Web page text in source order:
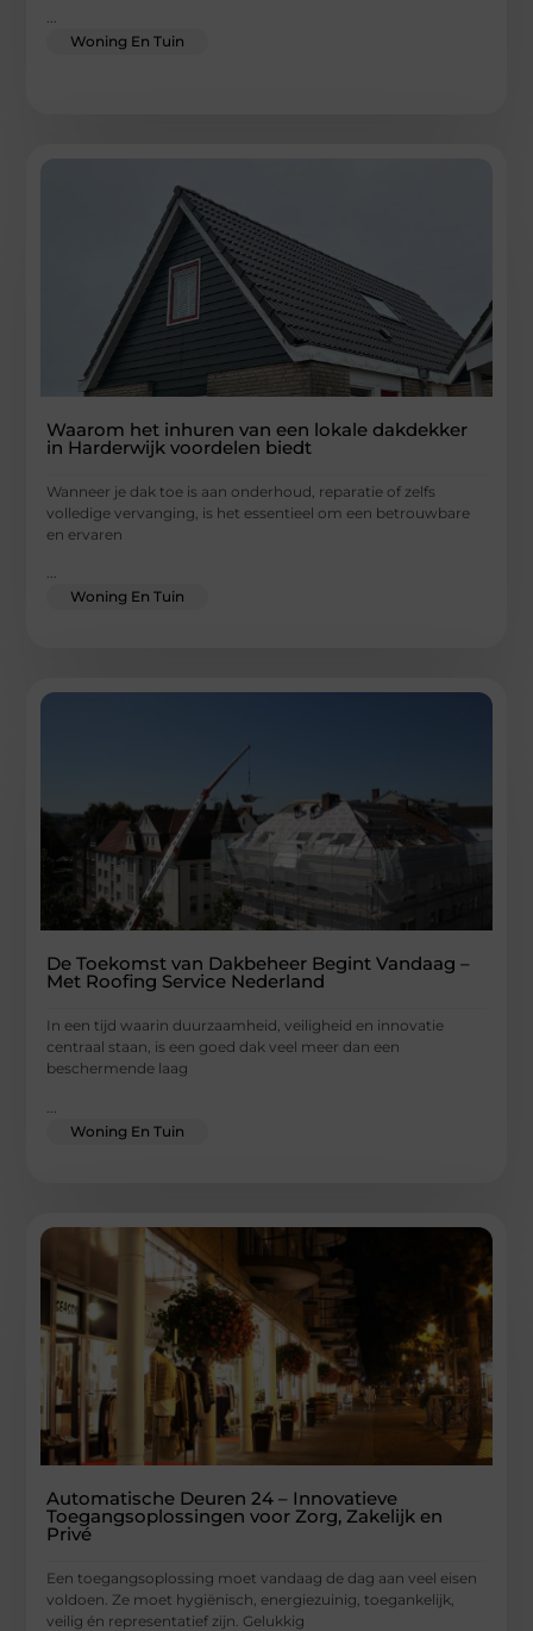
Woning En Tuin
Waarom het inhuren van een lokale dakdekker
in Harderwijk voordelen biedt
Wanneer je dak toe is aan onderhoud, reparatie of zelfs
volledige vervanging, is het essentieel om een betrouwbare
en ervaren
...
Woning En Tuin
De Toekomst van Dakbeheer Begint Vandaag –
Met Roofing Service Nederland
In een tijd waarin duurzaamheid, veiligheid en innovatie
centraal staan, is een goed dak veel meer dan een
beschermende laag
Woning En Tuin
Automatische Deuren 24 – Innovatieve
Toegangsoplossingen voor Zorg, Zakelijk en
Privé
Een toegangsoplossing moet vandaag de dag aan veel eisen
voldoen. Ze moet hygiënisch, energiezuinig, toegankelijk,
veilig én representatief zijn. Gelukkig